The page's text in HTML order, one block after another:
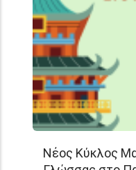
Νέος Κύκλος